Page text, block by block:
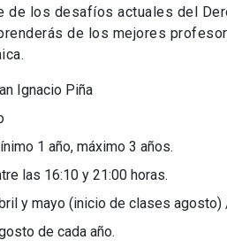
los desafíos actuales del
de los mejores
Ignacio Piña
1 año, máximo 3 años.
las 16:10 y 21:00 horas.
y mayo (inicio de clases agosto)
de cada año.